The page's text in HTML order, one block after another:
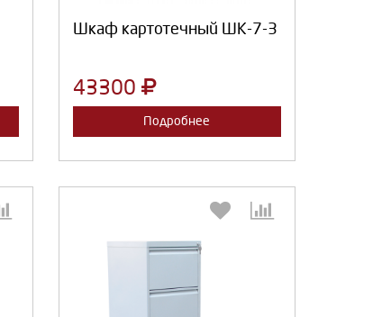
Шкаф картотечный ШК-7-3
43300
Подробнее